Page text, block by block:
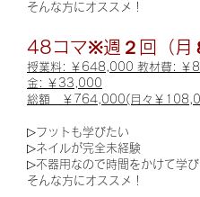
そんな方にオススメ！
48コマ※週２回（月
授業料:
￥648,000 教材費:
金: ￥33,000
総額 ￥764,000(月々￥
▷フットも学びたい
▷ネイルが完全未経験
▷不器用なので時間をかけて学
そんな方にオススメ！